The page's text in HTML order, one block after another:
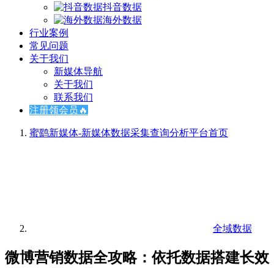
抖音数据
海外数据
行业案例
常见问题
关于我们
新媒体导航
关于我们
联系我们
注册领会员🔥
蜜鹞新媒体-新媒体数据采集查询分析平台首页
全域数据
微博营销数据全攻略：依托数据搭建长效